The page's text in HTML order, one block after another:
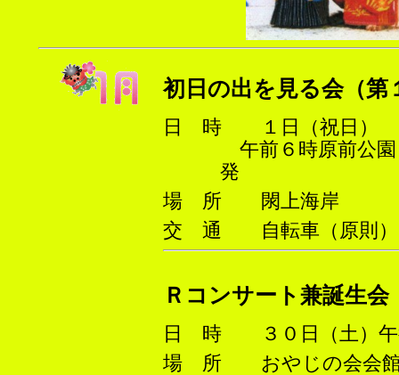
初日の出を見る会（第
日 時 １日（祝日）
午前６時原前公
発
場 所 閖上海岸
交 通 自転車（原則）
Ｒコンサート兼誕生会
日 時 ３０日（土）午
場 所 おやじの会会